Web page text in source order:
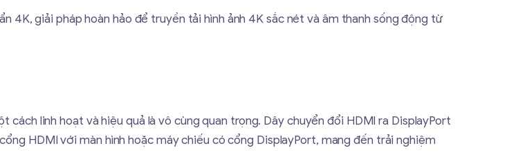
4K, giải pháp hoàn hảo để truyền tải hình ảnh 4K sắc nét và âm thanh sống động từ
linh hoạt và hiệu quả là vô cùng quan trọng. Dây chuyển đổi HDMI ra DisplayPort
HDMI với màn hình hoặc máy chiếu có cổng DisplayPort, mang đến trải nghiệm